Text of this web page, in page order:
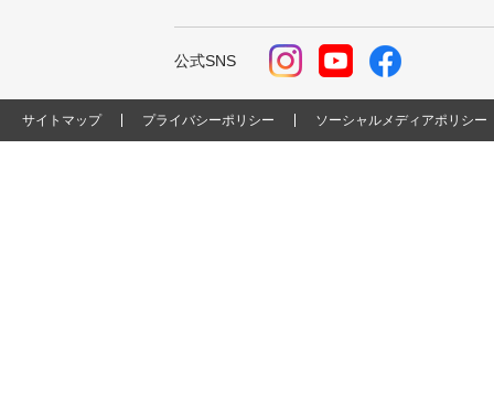
公式SNS
サイトマップ プライバシーポリシー ソーシャルメディアポリシー